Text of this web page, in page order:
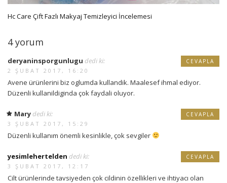
Hc Care Çift Fazlı Makyaj Temizleyici İncelemesi
4 yorum
deryaninsporgunlugu dedi ki:
2 ŞUBAT 2017, 16:20
Avene ürünlerini biz oglumda kullandik. Maalesef ihmal ediyor.
Düzenli kullanildiginda çok faydali oluyor.
CEVAPLA
Mary dedi ki:
3 ŞUBAT 2017, 15:29
Düzenli kullanım önemli kesinlikle, çok sevgiler
CEVAPLA
yesimlehertelden dedi ki:
3 ŞUBAT 2017, 12:17
Cilt ürünlerinde tavsiyeden çok cildinin özellikleri ve ihtiyacı olan
CEVAPLA